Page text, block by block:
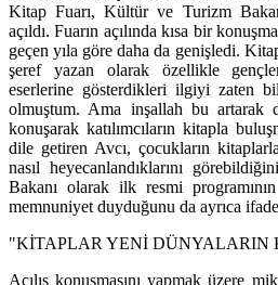
Üsküdar Belediyesi tarafından bu
Kitap Fuarı, Kültür ve Turizm
açıldı. Fuarın açılında kısa bir
geçen yıla göre daha da genişledi.
şeref yazan olarak özellikle
eserlerine gösterdikleri ilgiyi zaten
olmuştum. Ama inşallah bu artarak
konuşarak katılımcıların kitapla
dile getiren Avcı, çocukların
nasıl heyecanlandıklarını
Bakanı olarak ilk resmi